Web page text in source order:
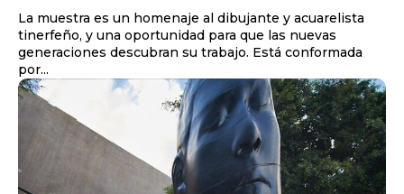
La muestra es un homenaje al dibujante y acuarelista
tinerfeño, y una oportunidad para que las nuevas
generaciones descubran su trabajo. Está conformada
por...